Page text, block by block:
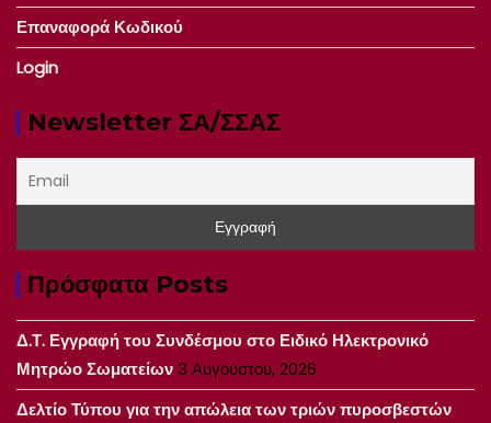
Επαναφορά Κωδικού
Login
Newsletter ΣΑ/ΣΣΑΣ
Πρόσφατα Posts
Δ.Τ. Εγγραφή του Συνδέσμου στο Ειδικό Ηλεκτρονικό
Μητρώο Σωματείων3 Αυγούστου, 2026
Δελτίο Τύπου για την απώλεια των τριών πυροσβεστών